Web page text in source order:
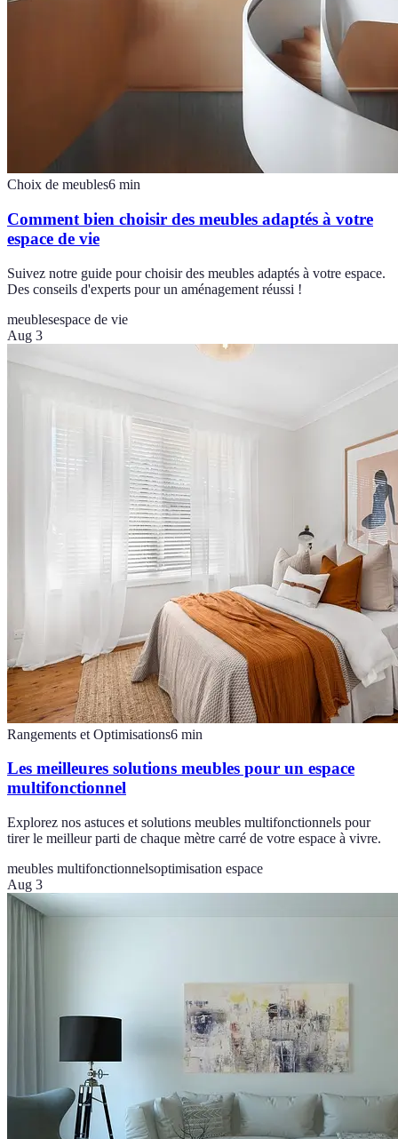
Choix de meubles6 min
Comment bien choisir des meubles adaptés à votre
espace de vie
Suivez notre guide pour choisir des meubles adaptés à votre espace.
Des conseils d'experts pour un aménagement réussi !
meublesespace de vie
Aug 3
Rangements et Optimisations6 min
Les meilleures solutions meubles pour un espace
multifonctionnel
Explorez nos astuces et solutions meubles multifonctionnels pour
tirer le meilleur parti de chaque mètre carré de votre espace à vivre.
meubles multifonctionnelsoptimisation espace
Aug 3